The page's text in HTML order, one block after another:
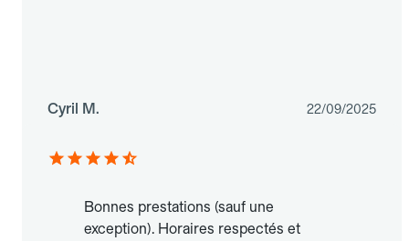
Cyril M. 22/09/2025
Bonnes prestations (sauf une
exception). Horaires respectés et